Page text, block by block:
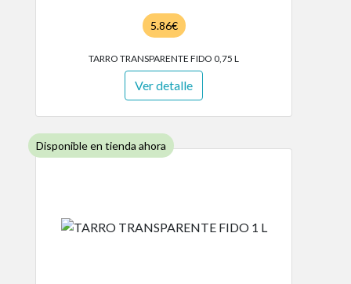
5.86€
TARRO TRANSPARENTE FIDO 0,75 L
Ver detalle
Disponible en tienda ahora